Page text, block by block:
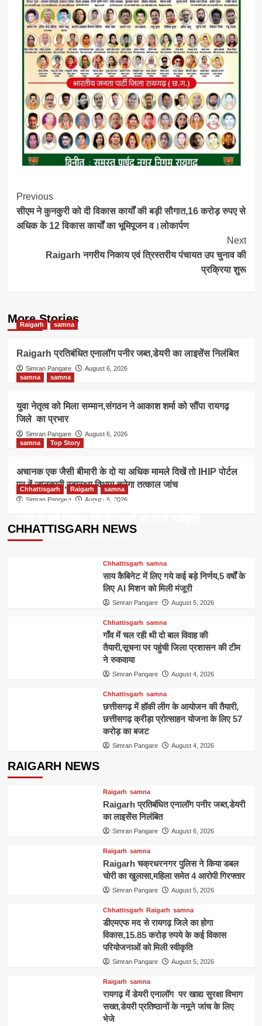
Post
Navigation
Previous
सीएम ने कुनकुरी को दी विकास कार्यों की बड़ी सौगात,16 करोड़ रुपए से
अधिक के 12 विकास कार्यों का भूमिपूजन व।लोकार्पण
Next
Raigarh नगरीय निकाय एवं त्रिस्तरीय पंचायत उप चुनाव की
प्रक्रिया शुरू
More Stories
Raigarh samna
Raigarh प्रतिबंधित एनालॉग पनीर जब्त,डेयरी का लाइसेंस निलंबित
Simran Pangare
August 6, 2026
samna
samna
युवा नेतृत्व को मिला सम्मान,संगठन ने आकाश शर्मा को सौंपा रायगढ़
जिले का प्रभार
Simran Pangare
August 6, 2026
samna
Top Story
अचानक एक जैसी बीमारी के दो या अधिक मामले दिखें तो IHIP पोर्टल
पर दें जानकारी,स्वास्थ्य विभाग करेगा तत्काल जांच
Simran Pangare August 6, 2026
CHHATTISGARH NEWS
Chhattisgarh Raigarh samna
डीएमएफ मद से रायगढ़ जिले का होगा विकास,15.85 करोड़
Simran Pangare August 5, 2026
Chhattisgarh samna
साय कैबिनेट में लिए गये कई बड़े निर्णय,5 वर्षों के
लिए AI मिशन को मिली मंजूरी
Simran Pangare August 5, 2026
Chhattisgarh samna
गाँव में चल रही थी दो बाल विवाह की
तैयारी,सूचना पर पहुंची जिला प्रशासन की टीम
ने रुकवाया
Simran Pangare August 4, 2026
Chhattisgarh samna
छत्तीसगढ़ में हॉकी लीग के आयोजन की तैयारी,
छत्तीसगढ़ क्रीड़ा प्रोत्साहन योजना के लिए 57
करोड़ का बजट
Simran Pangare August 4, 2026
RAIGARH NEWS
Raigarh samna
Raigarh प्रतिबंधित एनालॉग पनीर जब्त,डेयरी
का लाइसेंस निलंबित
Simran Pangare August 6, 2026
Raigarh samna
Raigarh चक्रधरनगर पुलिस ने किया डबल
चोरी का खुलासा,महिला समेत 4 आरोपी गिरफ्तार
Simran Pangare August 5, 2026
Chhattisgarh Raigarh samna
डीएमएफ मद से रायगढ़ जिले का होगा
विकास,15.85 करोड़ रुपये के कई विकास
परियोजनाओं को मिली स्वीकृति
Simran Pangare August 5, 2026
Raigarh samna
रायगढ़ में डेयरी एनालॉग पर खाद्य सुरक्षा विभाग
सख्त,डेयरी प्रतिष्ठानों के नमूने जांच के लिए
भेजे